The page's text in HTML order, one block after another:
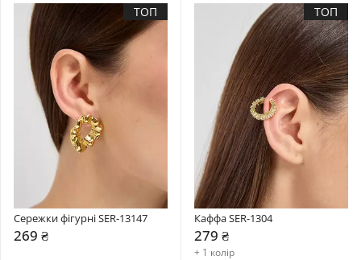
ТОП
Сережки фігурні SER-13147
269 ₴
ТОП
Каффа SER-1304
279 ₴
+ 1 колір